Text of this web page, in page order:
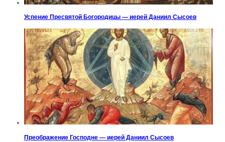
Успение Пресвятой Богородицы — иерей Даниил Сысоев
Преображение Господне — иерей Даниил Сысоев